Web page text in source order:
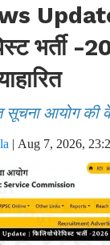
भर्ती -
आयोग की
| Aug 7, 2026,